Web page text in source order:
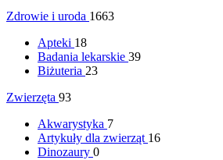
Zdrowie i uroda 1663
Apteki 18
Badania lekarskie 39
Biżuteria 23
Zwierzęta 93
Akwarystyka 7
Artykuły dla zwierząt 16
Dinozaury 0